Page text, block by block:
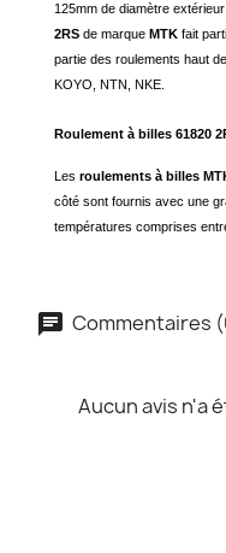
125mm de diamètre
2RS de marque MTK fait
partie des roulements haut
KOYO, NTN, NKE.
Roulement à billes 61820
Les roulements à billes
côté sont fournis avec une
températures comprises
Commentaires
Aucun avis n'a